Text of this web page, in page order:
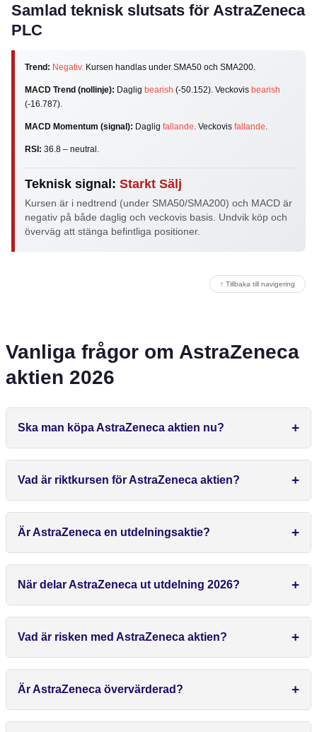
Samlad teknisk slutsats för AstraZeneca
PLC
Trend: Negativ. Kursen handlas under SMA50 och SMA200.
MACD Trend (nollinje): Daglig bearish (-50.152). Veckovis bearish
(-16.787).
MACD Momentum (signal): Daglig fallande . Veckovis fallande
RSI: 36.8 – neutral.
Teknisk signal: Starkt Sälj
Kursen är i nedtrend (under SMA50/SMA200) och MACD är
negativ på både daglig och veckovis basis. Undvik köp och
överväg att stänga befintliga positioner.
↑ Tillbaka till navigering
Vanliga frågor om AstraZeneca
aktien 2026
Ska man köpa AstraZeneca aktien nu?
Vad är riktkursen för AstraZeneca aktien?
Är AstraZeneca en utdelningsaktie?
När delar AstraZeneca ut utdelning 2026?
Vad är risken med AstraZeneca aktien?
Är AstraZeneca övervärderad?